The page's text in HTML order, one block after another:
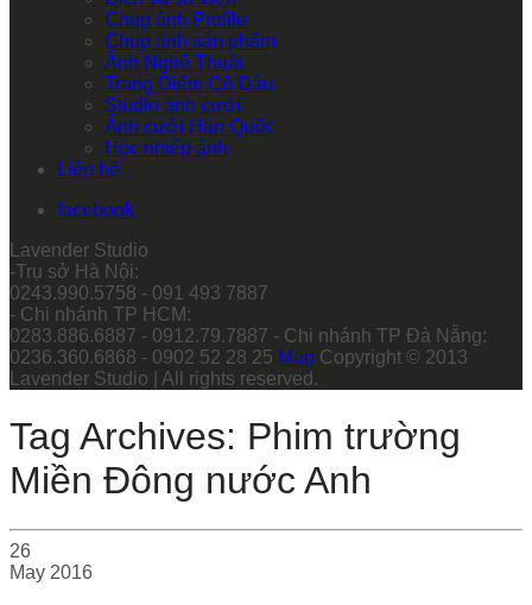
Chụp ảnh Profile
Chụp ảnh sản phẩm
Ảnh Nghệ Thuật
Trang Điểm Cô Dâu
Studio ảnh cưới
Ảnh cưới Hàn Quốc
Học nhiếp ảnh
Liên hệ
facebook
Lavender Studio
-Trụ sở Hà Nội:
0243.990.5758 - 091 493 7887
- Chi nhánh TP HCM:
0283.886.6887 - 0912.79.7887 - Chi nhánh TP Đà Nẵng:
0236.360.6868 - 0902 52 28 25 Map Copyright © 2013
Lavender Studio | All rights reserved.
Tag Archives: Phim trường
Miền Đông nước Anh
26
May 2016